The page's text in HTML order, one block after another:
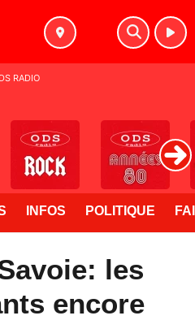
INFOS POLITIQUE
les
encore
RADIO